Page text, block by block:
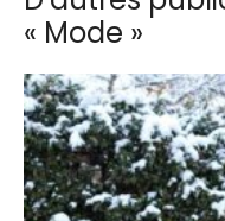
« Mode »